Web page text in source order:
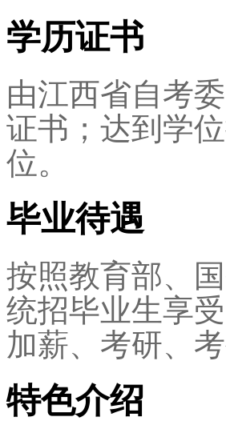
学历证书
由江西省自考
证书；达到学
位。
毕业待遇
按照教育部、
统招毕业生享
加薪、考研、
特色介绍